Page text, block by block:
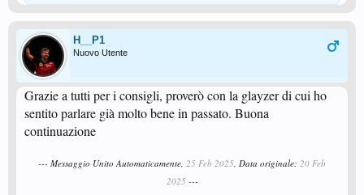
H__P1
Nuovo Utente
Grazie a tutti per i consigli, proverò con la glayzer di cui ho
sentito parlare già molto bene in passato. Buona
continuazione
--- Messaggio Unito Automaticamente, 25 Feb 2025, Data originale: 20 Feb
2025 ---